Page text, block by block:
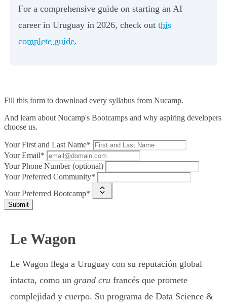
For a comprehensive guide on starting an AI
career in Uruguay in 2026, check out this
complete guide.
Fill this form to download every syllabus from Nucamp.
And learn about Nucamp's Bootcamps and why aspiring developers
choose us.
Your First and Last Name*
Your Email*
Your Phone Number (optional)
Your Preferred Community*
Your Preferred Bootcamp*
Submit
Le Wagon
Le Wagon llega a Uruguay con su reputación global
intacta, como un grand cru francés que promete
complejidad y cuerpo. Su programa de Data Science &